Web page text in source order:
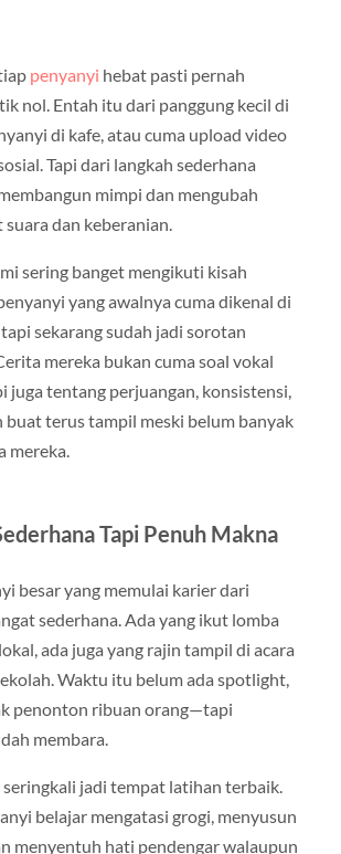
penyanyi hebat pasti pernah
nol. Entah itu dari panggung kecil di
di kafe, atau cuma upload video
Tapi dari langkah sederhana
mimpi dan mengubah
dan keberanian.
sering banget mengikuti kisah
yang awalnya cuma dikenal di
sekarang sudah jadi sorotan
mereka bukan cuma soal vokal
juga tentang perjuangan, konsistensi,
buat terus tampil meski belum banyak
mereka.
Tapi Penuh Makna
besar yang memulai karier dari
sederhana. Ada yang ikut lomba
ada juga yang rajin tampil di acara
Waktu itu belum ada spotlight,
penonton ribuan orang—tapi
membara.
seringkali jadi tempat latihan terbaik.
belajar mengatasi grogi, menyusun
menyentuh hati pendengar walaupun